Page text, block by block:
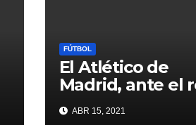
FÚTBOL
El Atlético de
Madrid, ante el
de conquistar la
ABR 15, 2021